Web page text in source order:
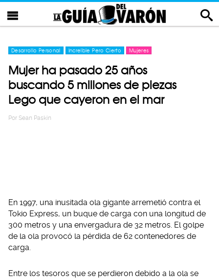
Desarrollo Personal Increíble Pero Cierto Mujeres
Mujer ha pasado 25 años
buscando 5 millones de piezas
Lego que cayeron en el mar
Por Sean Paskin
En 1997, una inusitada ola gigante arremetió contra el
Tokio Express, un buque de carga con una longitud de
300 metros y una envergadura de 32 metros. El golpe
de la ola provocó la pérdida de 62 contenedores de
carga.
Entre los tesoros que se perdieron debido a la ola se